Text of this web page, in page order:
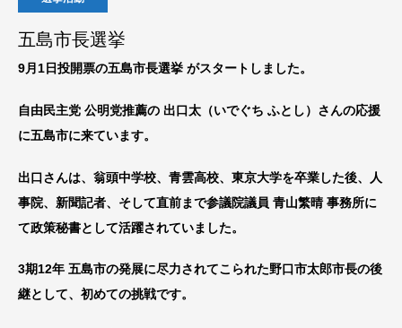
五島市長選挙
9月1日投開票の五島市長選挙 がスタートしました。
自由民主党 公明党推薦の 出口太（いでぐち ふとし）さんの応援
に五島市に来ています。
出口さんは、翁頭中学校、青雲高校、東京大学を卒業した後、人
事院、新聞記者、そして直前まで参議院議員 青山繁晴 事務所に
て政策秘書として活躍されていました。
3期12年 五島市の発展に尽力されてこられた野口市太郎市長の後
継として、初めての挑戦です。